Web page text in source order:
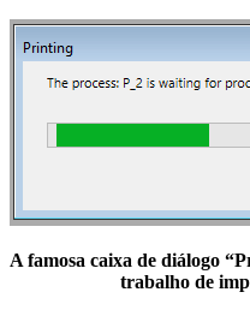
A famosa caixa de diálogo
trabalho de